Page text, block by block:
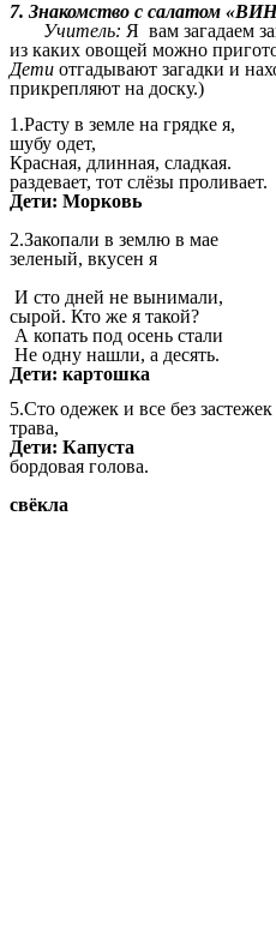
7. Знакомство с салатом
Учитель: Я вам загадаем
из каких овощей можно
Дети отгадывают загадки и
прикрепляют на доску.)
1.Расту в земле на
шубу одет,
Красная, длинная,
раздевает, тот слёзы проливает.
Дети:
2.Закопали в землю
зеленый,
И сто дней не
сырой. Кто же я такой?
А копать под
Не одну нашли, а десять.
Дети: картошка
5.Сто одежек и все без
трава,
Дети:
бордовая голова.
свёкла